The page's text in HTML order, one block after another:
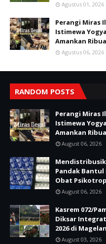
Agustus 01, 2026
Perangi Miras
Istimewa
Amankan
Agustus 06, 2026
RANDOM POSTS
Perangi Miras
Istimewa
Amankan
August 06, 2026
Pandak
Obat
August 06, 2026
Kasrem 072/
Diksar
2026 di
August 03, 2026